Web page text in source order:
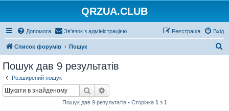
QRZUA.CLUB
Допомога Зв'язок з адміністрацією Вхід
Реєстрація
Список форумів Пошук
Пошук дав 9 результатів
Розширений пошук
Пошук
Пошук дав 9 результатів • Сторінка 1 з 1